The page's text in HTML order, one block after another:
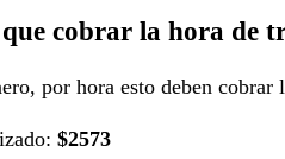
cobrar la hora de
por hora esto deben
$2573